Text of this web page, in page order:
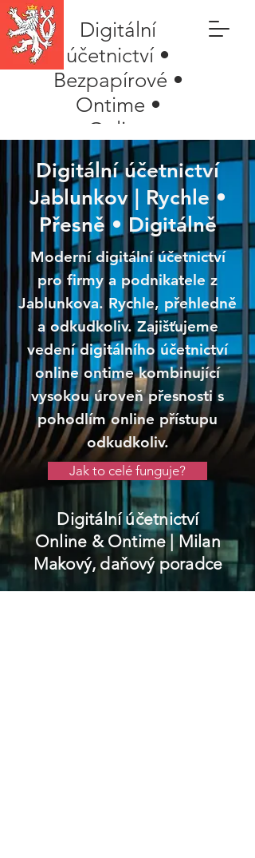
Digitální
účetnictví •
Bezpapírové •
Ontime •
Online
Digitální účetnictví
Jablunkov | Rychle •
Přesně • Digitálně
Moderní digitální účetnictví
pro firmy a podnikatele z
Jablunkova. Rychle, přehledně
a odkudkoliv. Zajišťujeme
vedení digitálního účetnictví
online ontime kombinující
vysokou úroveň přesnosti s
pohodlím online přístupu
odkudkoliv.
Jak to celé funguje?
Digitální účetnictví
Online & Ontime| Milan
Makový, daňový poradce